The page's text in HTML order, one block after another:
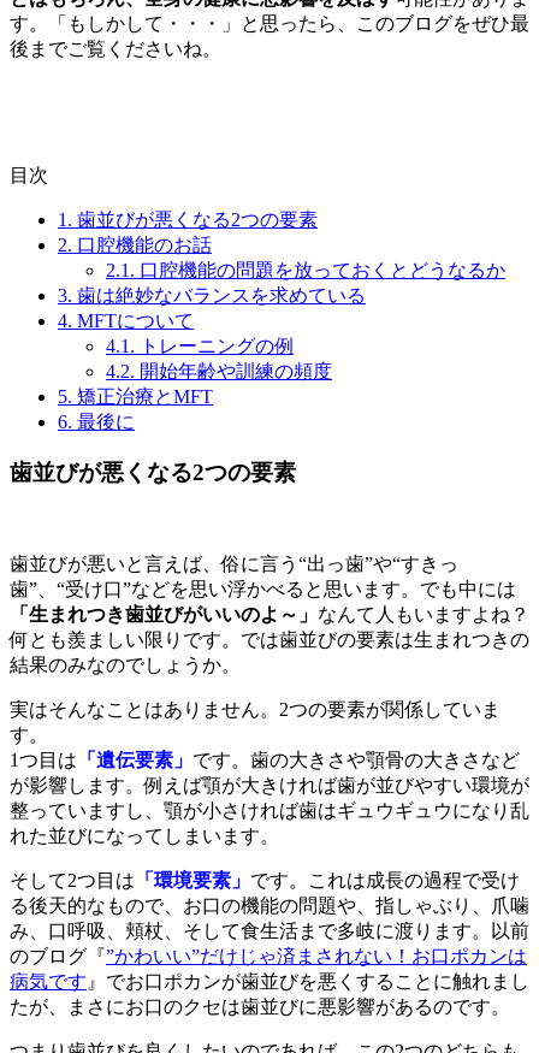
す。「もしかして・・・」と思ったら、このブログをぜひ最
後までご覧くださいね。
目次
1. 歯並びが悪くなる2つの要素
2. 口腔機能のお話
2.1. 口腔機能の問題を放っておくとどうなるか
3. 歯は絶妙なバランスを求めている
4. MFTについて
4.1. トレーニングの例
4.2. 開始年齢や訓練の頻度
5. 矯正治療とMFT
6. 最後に
歯並びが悪くなる2つの要素
歯並びが悪いと言えば、俗に言う“出っ歯”や“すきっ
歯”、“受け口”などを思い浮かべると思います。でも中には
「生まれつき歯並びがいいのよ～」 なんて人もいますよね？
何とも羨ましい限りです。では歯並びの要素は生まれつきの
結果のみなのでしょうか。
実はそんなことはありません。2つの要素が関係していま
す。
1つ目は 「遺伝要素」 です。歯の大きさや顎骨の大きさなど
が影響します。例えば顎が大きければ歯が並びやすい環境が
整っていますし、顎が小さければ歯はギュウギュウになり乱
れた並びになってしまいます。
そして2つ目は 「環境要素」 です。これは成長の過程で受け
る後天的なもので、お口の機能の問題や、指しゃぶり、爪噛
み、口呼吸、頬杖、そして食生活まで多岐に渡ります。以前
のブログ『”かわいい”だけじゃ済まされない！お口ポカンは
病気です 』でお口ポカンが歯並びを悪くすることに触れまし
たが、まさにお口のクセは歯並びに悪影響があるのです。